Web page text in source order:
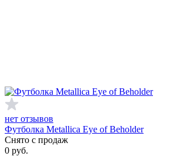
нет отзывов
Футболка Metallica Eye of Beholder
Снято с продаж
0 руб.